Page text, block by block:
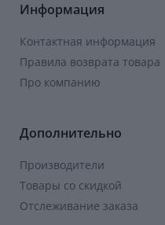
Информация
Контактная информация
Правила возврата товара
Про компанию
Дополнительно
Производители
Товары со скидкой
Отслеживание заказа